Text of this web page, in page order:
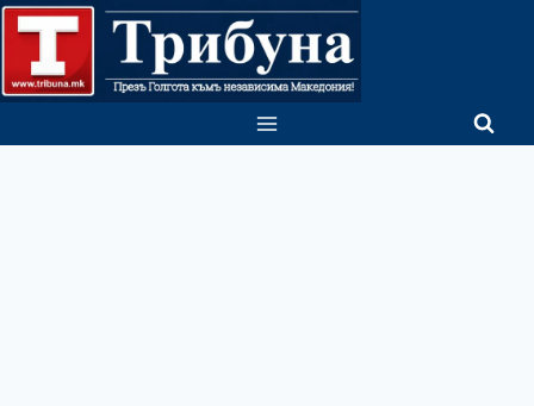
Skip
content